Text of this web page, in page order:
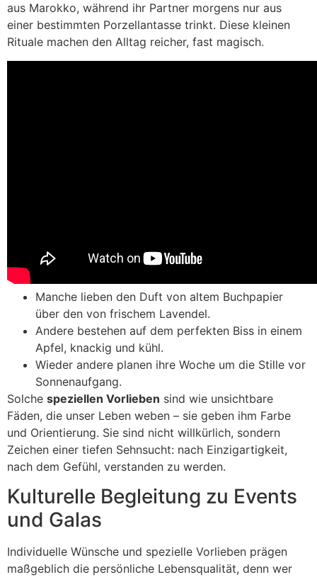
aus Marokko, während ihr Partner morgens nur aus
einer bestimmten Porzellantasse trinkt. Diese kleinen
Rituale machen den Alltag reicher, fast magisch.
Manche lieben den Duft von altem Buchpapier
über den von frischem Lavendel.
Andere bestehen auf dem perfekten Biss in einem
Apfel, knackig und kühl.
Wieder andere planen ihre Woche um die Stille vor
Sonnenaufgang.
Solche speziellen Vorlieben sind wie unsichtbare
Fäden, die unser Leben weben – sie geben ihm Farbe
und Orientierung. Sie sind nicht willkürlich, sondern
Zeichen einer tiefen Sehnsucht: nach Einzigartigkeit,
nach dem Gefühl, verstanden zu werden.
Kulturelle Begleitung zu Events
und Galas
Individuelle Wünsche und spezielle Vorlieben prägen
maßgeblich die persönliche Lebensqualität, denn wer